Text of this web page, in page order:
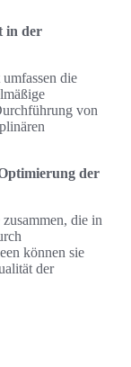
in der
die
von
der
die in
können sie
der